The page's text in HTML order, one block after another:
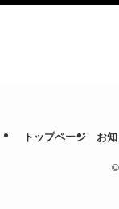
トップページ お
©